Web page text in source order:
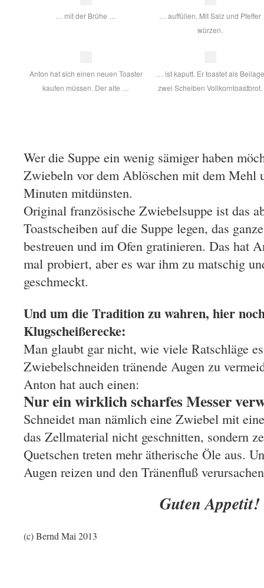
… mit der Brühe …
… auffüllen. Mit Salz und Pfeffer
würzen.
Anton hat sich einen neuen Toaster
kaufen müssen. Der alte …
… ist kaputt. Er toastet als Beilage
zwei Scheiben Vollkorntoastbrot.
Wer die Suppe ein wenig sämiger haben
Zwiebeln vor dem Ablöschen mit dem Mehl
Minuten mitdünsten.
Original französische Zwiebelsuppe ist das
Toastscheiben auf die Suppe legen, das
bestreuen und im Ofen gratinieren. Das hat
mal probiert, aber es war ihm zu matschig
geschmeckt.
Und um die Tradition zu wahren, hier
Klugscheißerecke:
Man glaubt gar nicht, wie viele Ratschläge
Zwiebelschneiden tränende Augen zu
Anton hat auch einen:
Nur ein wirklich scharfes Messer
Schneidet man nämlich eine Zwiebel mit
das Zellmaterial nicht geschnitten, sondern
Quetschen treten mehr ätherische Öle aus.
Augen reizen und den Tränenfluß
Guten
(c) Bernd Mai 2013